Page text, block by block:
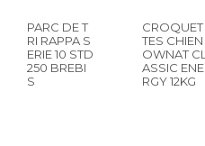
PARC DE T
RI RAPPA S
ERIE 10 STD
250 BREBI
S
CROQUET
TES CHIEN
OWNAT CL
ASSIC ENE
RGY 12KG